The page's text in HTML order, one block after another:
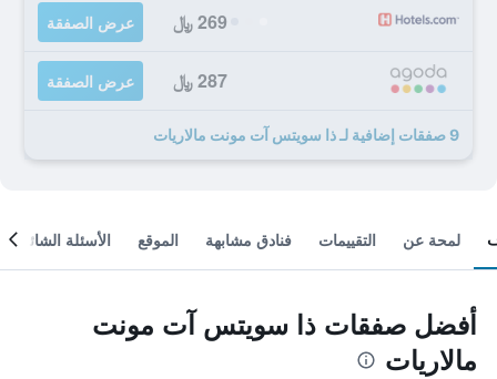
269 ﷼ عرض الصفقة
287 ﷼ عرض الصفقة
9 صفقات إضافية لـ ذا سويتس آت مونت مالاريات
لمحة عن التقييمات فنادق مشابهة الموقع الأسئلة الشائعة
أفضل صفقات ذا سويتس آت مونت
مالاريات